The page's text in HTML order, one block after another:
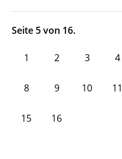
Seite 5 von 16.
1 2 3 4
8 9 10 11
15 16